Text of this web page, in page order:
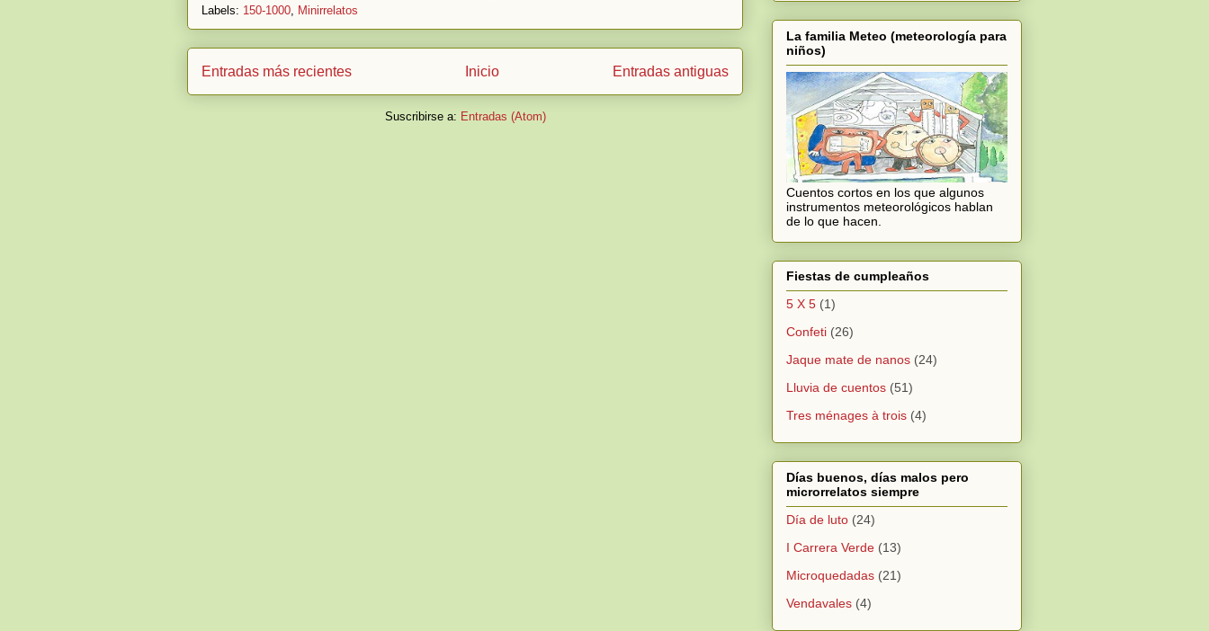
Labels: 150-1000 Minirrelatos
Entradas más recientes Entradas antiguas
Inicio
Suscribirse a: Entradas (Atom)
La familia Meteo (meteorología para
niños)
Cuentos cortos en los que algunos
instrumentos meteorológicos hablan
de lo que hacen.
Fiestas de cumpleaños
5 X 5 (1)
Confeti (26)
Jaque mate de nanos (24)
Lluvia de cuentos (51)
Tres ménages à trois (4)
Días buenos, días malos pero
microrrelatos siempre
Día de luto (24)
I Carrera Verde (13)
Microquedadas (21)
Vendavales (4)